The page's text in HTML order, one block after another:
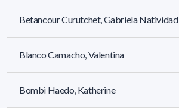
Betancour Curutchet, Gabriela Natividad
Blanco Camacho, Valentina
Bombi Haedo, Katherine